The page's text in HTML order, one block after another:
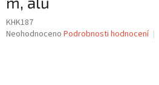
KHK187
Průměrné
Neohodnoceno Podrobnosti hodnocení